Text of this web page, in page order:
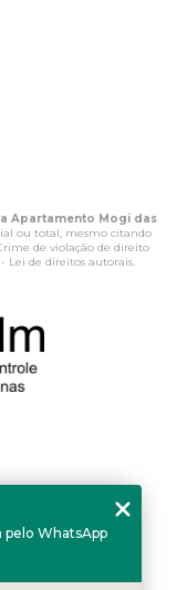
Apartamento Mogi das
ou total, mesmo citando
de violação de direito
- Lei de direitos autorais.
pelo WhatsApp